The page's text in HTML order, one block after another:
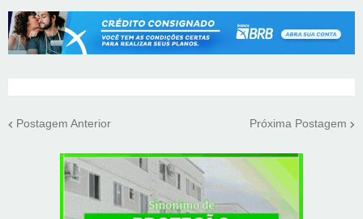
Postagem Anterior Próxima Postagem